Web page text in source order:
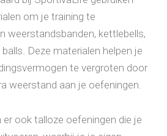
om je training te
weerstandsbanden, kettlebells,
Deze materialen helpen je
te vergroten door
weerstand aan je oefeningen.
ook talloze oefeningen die je